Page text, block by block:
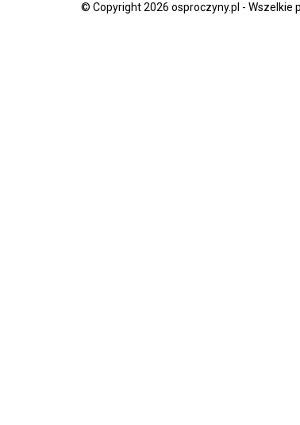
© Copyright 2026 osproczyny.pl - Wszelkie